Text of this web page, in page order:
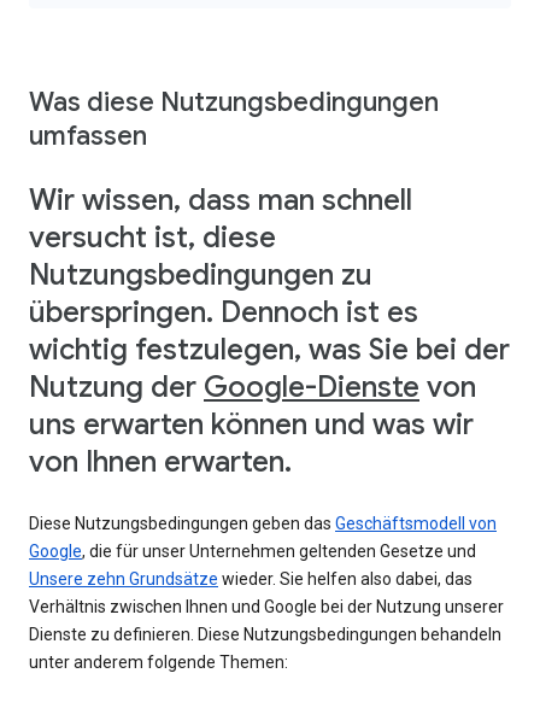
Was diese Nutzungsbedingungen
umfassen
Wir wissen, dass man schnell
versucht ist, diese
Nutzungsbedingungen zu
überspringen. Dennoch ist es
wichtig festzulegen, was Sie bei der
Nutzung der Google-Dienste von
uns erwarten können und was wir
von Ihnen erwarten.
Diese Nutzungsbedingungen geben das Geschäftsmodell von
Google, die für unser Unternehmen geltenden Gesetze und
Unsere zehn Grundsätze wieder. Sie helfen also dabei, das
Verhältnis zwischen Ihnen und Google bei der Nutzung unserer
Dienste zu definieren. Diese Nutzungsbedingungen behandeln
unter anderem folgende Themen: